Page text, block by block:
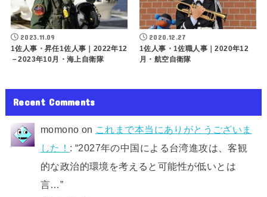
2023.11.09
1佐人事・昇任1佐人事｜2022年12
－2023年10月・海上自衛隊
2020.12.27
1佐人事・1佐職人事｜2020年12
月・航空自衛隊
Recent Comments
momono on これまで本当にありがとうございま
した！ : “2027年の中国による台湾進攻は、客観
的な政治的環境を考えると可能性が低いとは
言…”